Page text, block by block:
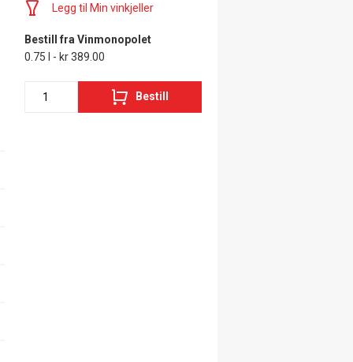
Legg til Min vinkjeller
Bestill fra Vinmonopolet
0.75 l - kr 389.00
Bestill